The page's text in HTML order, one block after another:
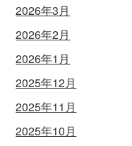
2026年3月
2026年2月
2026年1月
2025年12月
2025年11月
2025年10月